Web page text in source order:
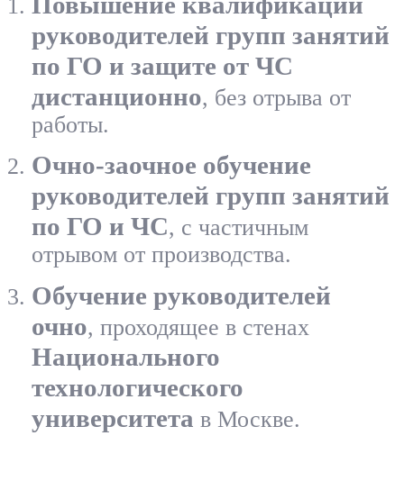
руководителей групп занятий
по ГО и защите от ЧС
дистанционно, без отрыва от
работы.
Очно-заочное обучение
руководителей групп занятий
по ГО и ЧС, с частичным
отрывом от производства.
Обучение руководителей
очно, проходящее в стенах
Национального
технологического
университета в Москве.